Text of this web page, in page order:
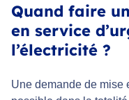
Quand faire
en service
l’électricité ?
Une demande de mise